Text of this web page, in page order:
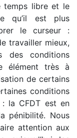
temps libre et le
qu’il est plus
le curseur :
travailler mieux,
des conditions
élément très à
de certains
conditions
la CFDT est en
pénibilité. Nous
attention aux